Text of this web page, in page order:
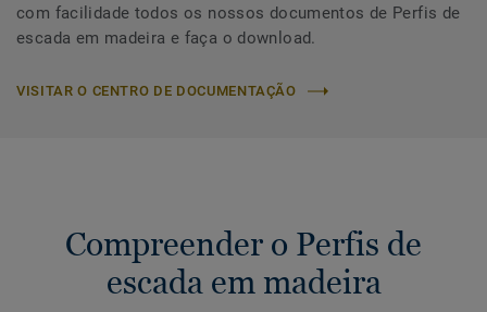
com facilidade todos os nossos documentos de Perfis de
escada em madeira e faça o download.
VISITAR O CENTRO DE DOCUMENTAÇÃO
Compreender o Perfis de
escada em madeira